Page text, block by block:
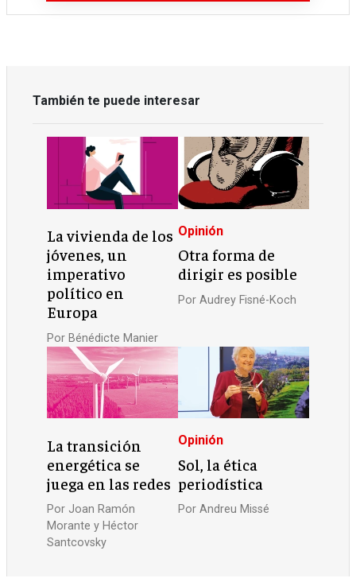
También te puede interesar
La vivienda de los
jóvenes, un
imperativo
político en
Europa
Por Bénédicte Manier
Opinión
Otra forma de
dirigir es posible
Por Audrey Fisné-Koch
La transición
energética se
juega en las redes
Por Joan Ramón
Morante y Héctor
Santcovsky
Opinión
Sol, la ética
periodística
Por Andreu Missé